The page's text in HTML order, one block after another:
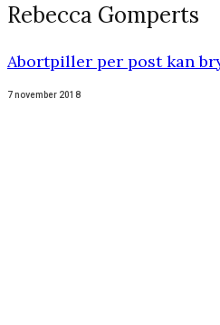
Rebecca Gomperts
Abortpiller per post kan
7 november 2018